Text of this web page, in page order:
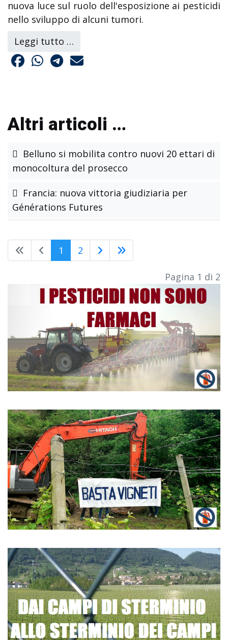
nuova luce sul ruolo dell'esposizione ai pesticidi
nello sviluppo di alcuni tumori.
Leggi tutto …
Altri articoli …
Belluno si mobilita contro nuovi 20 ettari di
monocoltura del prosecco
Francia: nuova vittoria giudiziaria per
Générations Futures
1 2
Pagina 1 di 2